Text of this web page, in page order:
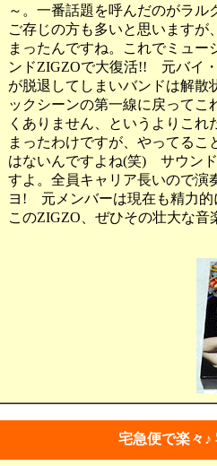
～。一番話題を呼んだのがラル
ご存じの方も多いと思いますが
まったんですね。これでミュ
ンドZIGZOで大復活!! 元バイ
が脱退してしまいバンドは解散
ックシーンの第一線に戻って
くありません、というよりこ
まったわけですが、やってる
はないんですよね(笑) サウン
すよ。全員キャリア長いので演
ヨ! 元メンバーは現在も精力的
このZIGZO、ぜひその壮大な
宅急便で楽々♪